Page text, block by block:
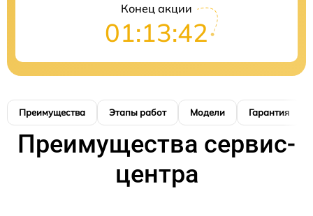
Конец акции
01:13:41
Преимущества Этапы работ Модели Гарантия
Преимущества сервис-
центра